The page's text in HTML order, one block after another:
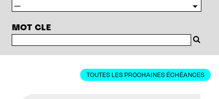
MOT CLE
TOUTES LES PROCHAINES ÉCHÉANCES